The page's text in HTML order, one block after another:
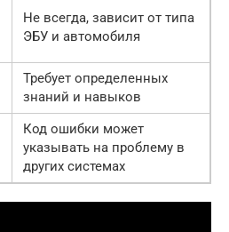
Не всегда, зависит от типа
ЭБУ и автомобиля
Требует определенных
знаний и навыков
Код ошибки может
указывать на проблему в
других системах